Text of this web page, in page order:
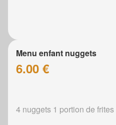
Menu enfant nuggets
6.00 €
4 nuggets 1 portion de